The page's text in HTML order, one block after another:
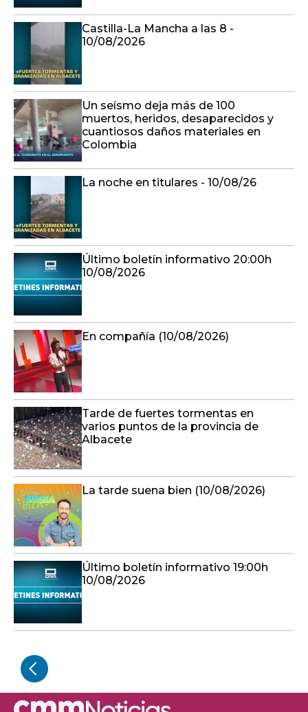
Castilla-La Mancha a las 8 -
10/08/2026
Un seísmo deja más de 100
muertos, heridos, desaparecidos y
cuantiosos daños materiales en
Colombia
La noche en titulares - 10/08/26
Último boletín informativo 20:00h
10/08/2026
En compañía (10/08/2026)
Tarde de fuertes tormentas en
varios puntos de la provincia de
Albacete
La tarde suena bien (10/08/2026)
Último boletín informativo 19:00h
10/08/2026